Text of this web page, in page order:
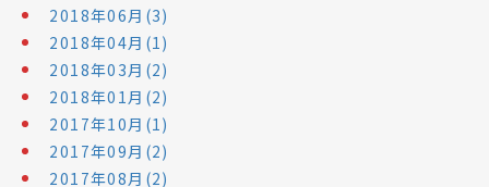
2018年06月(3)
2018年04月(1)
2018年03月(2)
2018年01月(2)
2017年10月(1)
2017年09月(2)
2017年08月(2)